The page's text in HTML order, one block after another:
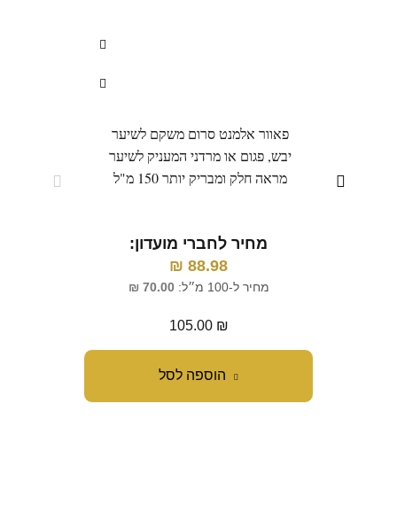
הוספה לסל
פאוור אלמנט סרום משקם לשיער
יבש, פגום או מרדני המעניק לשיער
מראה חלק ומבריק יותר 150 מ"ל
מחיר לחברי מועדון:
88.98
₪
מחיר ל-100 מ״ל: 70.00
₪
105.00 ₪